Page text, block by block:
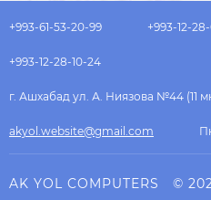
+993-61-53-20-99 +993-12-
+993-12-28-10-24
г. Ашхабад ул. А. Ниязова №44 (11
akyol.website@gmail.com
AK YOL COMPUTERS ©